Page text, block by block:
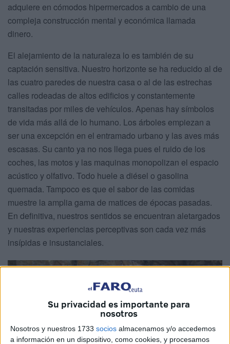
Su privacidad es importante para
nosotros
Nosotros y nuestros 1733 socios almacenamos y/o accedemos
a información en un dispositivo, como cookies, y procesamos
adquiere en cómodos hipermercados a cambio de una
compleja construcción mental y económica llamada
dinero.
El alejamiento de la naturaleza lo es también de su
captación sensitiva. Nuestro horizonte se ha reducido al de
las cuatro paredes de nuestra casa o al de las estrechas
calles rodeadas de altos edificios y constantemente
transitadas por miles de vehículos. Apenas hay símbolos
de vida más allá de lo humano. Los árboles empiezan a
ser una excepción en el entramado urbano y las aves más
escasas. Su canto ya no nos llega pues el ruido de los
coches, las motos y las maquinas monopolizan el espacio
acústico y olfativo. Todo huele a diésel o gasolina
quemada. Tampoco es que el sabor de las comidas
muestre la amplia gama de matices de épocas pasadas.
En definitiva, nuestros sentidos se encuentran aletargados
y nuestras experiencias perceptivas son cada vez más
insípidas e insustanciales.